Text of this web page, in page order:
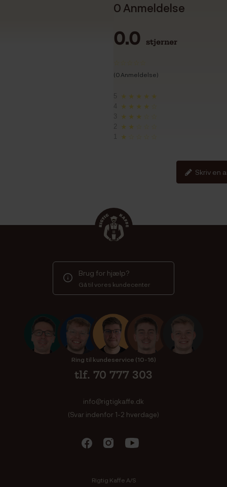
0 Anmeldelse
0.0 stjerner
(0 Anmeldelse)
5 ★★★★★
★★★★☆
3 ★★★☆☆
2 ★★☆☆☆
1 ★☆☆☆☆
Skriv en
Brug for hjælp?
Gå til vores kundecenter
Ring til kundeservice (10-16)
tlf. 70 777 303
info@rigtigkaffe.dk
(Svar indenfor 1-2 hverdage)
Rigtig Kaffe A/S